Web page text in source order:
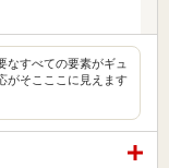
なすべての要素がギュ
がそこここに見えます